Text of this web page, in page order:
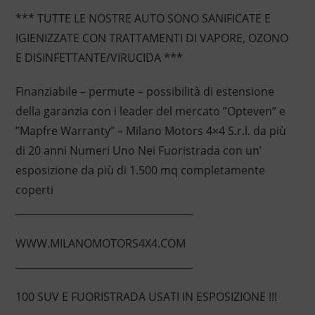
*** TUTTE LE NOSTRE AUTO SONO SANIFICATE E
IGIENIZZATE CON TRATTAMENTI DI VAPORE, OZONO
E DISINFETTANTE/VIRUCIDA ***
Finanziabile – permute – possibilità di estensione
della garanzia con i leader del mercato ”Opteven” e
”Mapfre Warranty” – Milano Motors 4×4 S.r.l. da più
di 20 anni Numeri Uno Nei Fuoristrada con un’
esposizione da più di 1.500 mq completamente
coperti
WWW.MILANOMOTORS4X4.COM
100 SUV E FUORISTRADA USATI IN ESPOSIZIONE !!!